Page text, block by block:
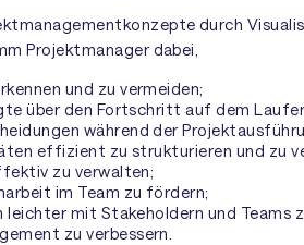
durch
Projektmanager dabei,
und zu vermeiden;
über den Fortschritt auf dem
während der
effizient zu strukturieren und zu
zu verwalten;
im Team zu fördern;
mit Stakeholdern und Teams
zu verbessern.